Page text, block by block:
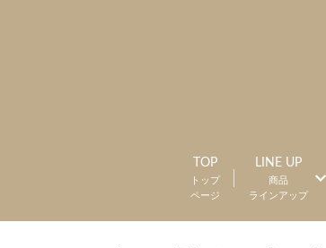
TOP
トップ
ページ
LINE UP
商品
ラインアップ